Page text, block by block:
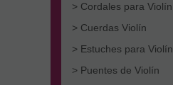
> Cordales para Violín
> Cuerdas Violín
> Estuches para Violín
> Puentes de Violín